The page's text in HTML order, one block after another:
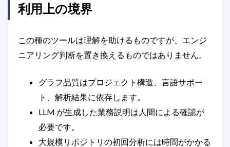
利用上の境界
この種のツールは理解を助けるものですが、エンジ
ニアリング判断を置き換えるものではありません。
グラフ品質はプロジェクト構造、言語サポー
ト、解析結果に依存します。
LLM が生成した業務説明は人間による確認が
必要です。
大規模リポジトリの初回分析には時間がかかる